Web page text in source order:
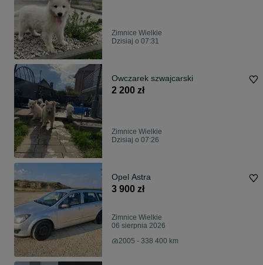
Zimnice Wielkie
Dzisiaj o 07:31
Owczarek szwajcarski
2 200 zł
Zimnice Wielkie
Dzisiaj o 07:26
Opel Astra
3 900 zł
Zimnice Wielkie
06 sierpnia 2026
2005 - 338 400 km